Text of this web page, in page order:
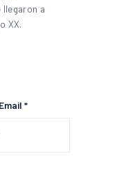
llegaron a
XX.
*